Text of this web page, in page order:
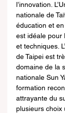
l’innovation.
nationale de
éducation et en
est idéale pour
et techniques.
de Taipei est
domaine de la
nationale Sun
formation
attrayante du
plusieurs choix